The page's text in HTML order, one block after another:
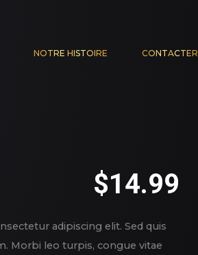
NOTRE HISTOIRE CONTACTER
$14.99
adipiscing elit. Sed quis
Morbi leo turpis, congue vitae